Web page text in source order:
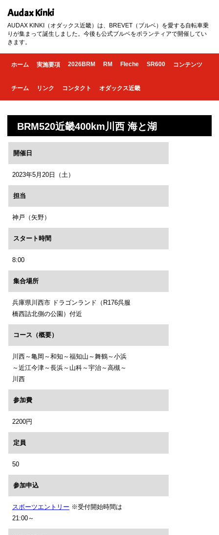
Audax Kinki
AUDAX KINKI（オダックス近畿）は、BREVET（ブルベ）を愛する自転車乗
りが集まって誕生しました。今後も公式ブルベをボランティアで開催してい
きます。
ホーム 実施要項 2026BRM RM Fleche SR600 コンテンツ
チーム リンク コンタクト オダックス近畿
BRM520近畿400km川西 海と湖
開催日
2023年5月20日（土）
担当
神戸（矢野）
スタート時間
8:00
集合場所
兵庫県川西市 ドラゴンランド（R176呉服
橋西詰北側の公園）付近
コース（概要）
川西～亀岡～和知～福知山～舞鶴～小浜
～近江今津～長浜～山科～宇治～高槻～
川西
参加費
2200円
定員
50
参加申込
スポーツエントリー ※受付開始時間は
21:00～